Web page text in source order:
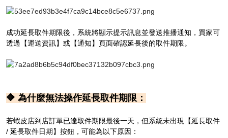
成功延長取件期限後，系統將顯示提示訊息並發送推播通知，買家可
透過【運送資訊】或【通知】頁面確認延長後的取件期限。
🔶 為什麼無法操作延長取件期限：
若蝦皮店到店訂單已達取件期限最後一天，但系統未出現【延長取件
/ 延長取件日期】按鈕，可能為以下原因：